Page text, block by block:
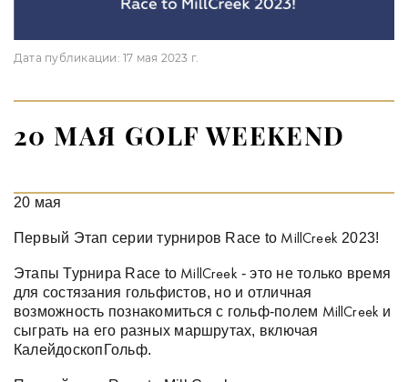
Дата публикации:17 мая 2023 г.
20 МАЯ GOLF WEEKEND
20 мая
Первый Этап серии турниров Race to MillCreek 2023!
Этапы Турнира Race to MillCreek - это не только время
для состязания гольфистов, но и отличная
возможность познакомиться с гольф-полем MillCreek и
сыграть на его разных маршрутах, включая
КалейдоскопГольф.